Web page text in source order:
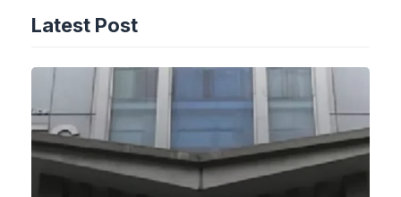
Latest Post